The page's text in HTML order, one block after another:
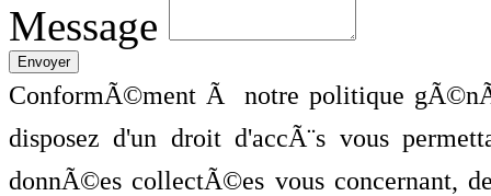
Message
ConformÃ©ment Ã notre politique
disposez d'un droit d'accÃ¨s vous
donnÃ©es collectÃ©es vous concernant,